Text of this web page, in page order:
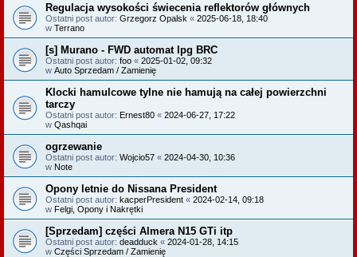
Regulacja wysokości świecenia reflektorów głównych
Ostatni post autor: Grzegorz Opalsk « 2025-06-18, 18:40
w Terrano
[s] Murano - FWD automat lpg BRC
Ostatni post autor: foo « 2025-01-02, 09:32
w Auto Sprzedam / Zamienię
Klocki hamulcowe tylne nie hamują na całej powierzchni
tarczy
Ostatni post autor: Ernest80 « 2024-06-27, 17:22
w Qashqai
ogrzewanie
Ostatni post autor: Wojcio57 « 2024-04-30, 10:36
w Note
Opony letnie do Nissana President
Ostatni post autor: kacperPresident « 2024-02-14, 09:18
w Felgi, Opony i Nakrętki
[Sprzedam] części Almera N15 GTi itp
Ostatni post autor: deadduck « 2024-01-28, 14:15
w Części Sprzedam / Zamienię